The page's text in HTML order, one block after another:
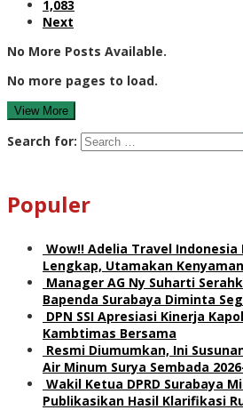
1,083
Next
No More Posts Available.
No more pages to load.
View More
Search for:
Populer
Wow!! Adelia Travel
Lengkap, Utamakan
Manager AG Ny Suharti
Bapenda Surabaya Diminta
DPN SSI Apresiasi Kinerja
Kambtimas Bersama
Resmi Diumumkan, Ini
Air Minum Surya Sembada
Wakil Ketua DPRD Surabaya
Publikasikan Hasil Klarifikasi